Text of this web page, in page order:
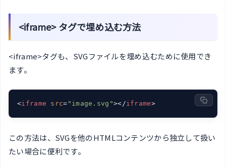
<iframe> タグで埋め込む方法
<iframe>タグも、SVGファイルを埋め込むために使用でき
ます。
<iframe src= "image.svg"></iframe>
この方法は、SVGを他のHTMLコンテンツから独立して扱い
たい場合に便利です。